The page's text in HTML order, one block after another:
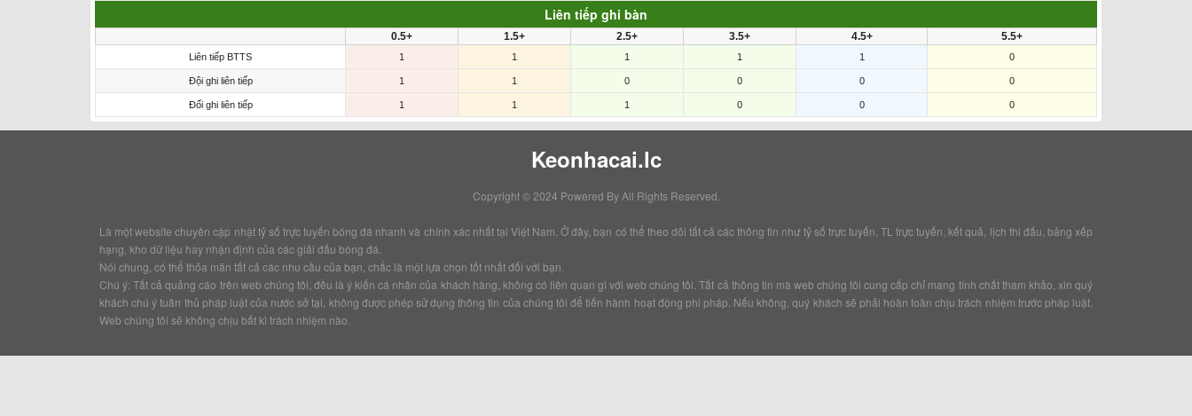
Liên tiếp ghi bàn
0.5+ 1.5+ 2.5+ 3.5+ 4.5+ 5.5+
Liên tiếp BTTS 1 1 1 1 1 0
Đội ghi liên tiếp 1 1 0 0 0 0
Đối ghi liên tiếp 1 1 1 0 0 0
Keonhacai.lc
Copyright © 2024 Powered By All Rights Reserved.
Là một website chuyên cập nhật tỷ số trực tuyến bóng đá nhanh và chính xác nhất tại Việt Nam. Ở đây, bạn có thể theo dõi tất cả các thông tin như tỷ số trực tuyến, TL trực tuyến, kết quả, lịch thi đấu, bảng xếp
hạng, kho dữ liệu hay nhận định của các giải đấu bóng đá.
Nói chung, có thể thỏa mãn tất cả các nhu cầu của bạn, chắc là một lựa chọn tốt nhất đối với bạn.
Chú ý: Tất cả quảng cáo trên web chúng tôi, đều là ý kiến cá nhân của khách hàng, không có liên quan gì với web chúng tôi. Tất cả thông tin mà web chúng tôi cung cấp chỉ mang tính chất tham khảo, xin quý
khách chú ý tuân thủ pháp luật của nước sở tại, không được phép sử dụng thông tin của chúng tôi để tiến hành hoạt động phi pháp. Nếu không, quý khách sẽ phải hoàn toàn chịu trách nhiệm trước pháp luật.
Web chúng tôi sẽ không chịu bất kì trách nhiệm nào.